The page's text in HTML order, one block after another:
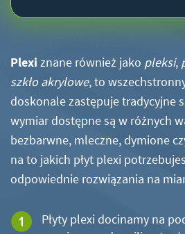
Plexi znane również jako pleksi,
szkło akrylowe, to
doskonale zastępuje tradycyjne
wymiar dostępne są w różnych
bezbarwne, mleczne, dymione
na to jakich płyt plexi
odpowiednie rozwiązania na
Płyty plexi docinamy na